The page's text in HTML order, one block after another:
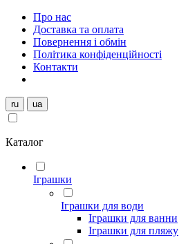
Про нас
Доставка та оплата
Повернення і обмін
Політика конфіденційності
Контакти
ru ua
Каталог
Іграшки
Іграшки для води
Іграшки для ванни
Іграшки для пляжу